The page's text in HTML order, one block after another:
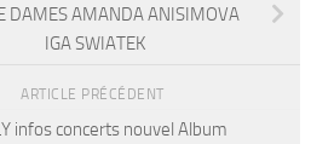
DAMES AMANDA ANISIMOVA
IGA SWIATEK
ARTICLE PRÉCÉDENT
infos concerts nouvel Album